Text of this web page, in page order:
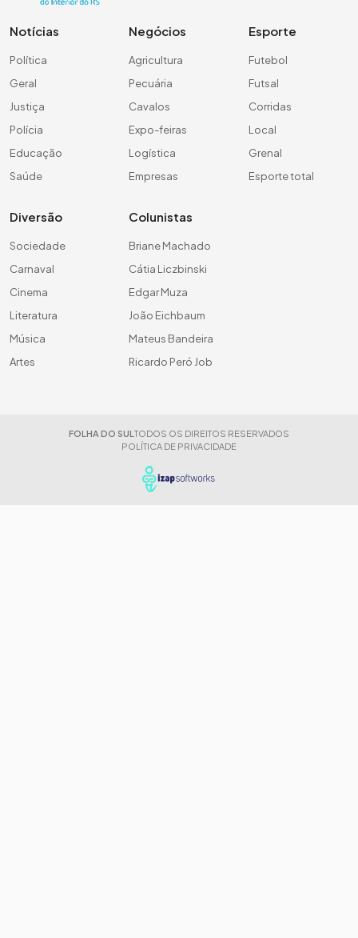
Notícias
Política
Geral
Justiça
Polícia
Educação
Saúde
Negócios
Agricultura
Pecuária
Cavalos
Expo-feiras
Logística
Empresas
Esporte
Futebol
Futsal
Corridas
Local
Grenal
Esporte total
Diversão
Sociedade
Carnaval
Cinema
Literatura
Música
Artes
Colunistas
Briane Machado
Cátia Liczbinski
Edgar Muza
João Eichbaum
Mateus Bandeira
Ricardo Peró Job
FOLHA DO SUL TODOS OS DIREITOS RESERVADOS
POLÍTICA DE PRIVACIDADE